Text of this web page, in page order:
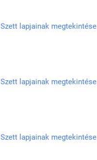
Szett lapjainak megtekintése
Szett lapjainak megtekintése
Szett lapjainak megtekintése